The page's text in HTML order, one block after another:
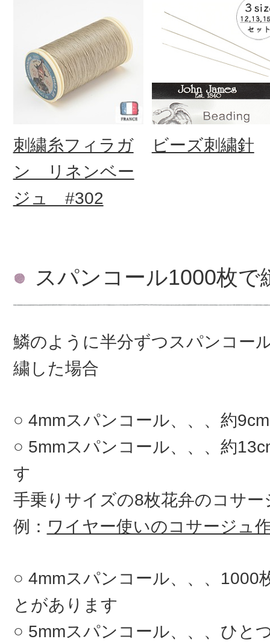
刺繍糸フィラガ
ン リネンベー
ジュ #302
ビーズ刺繍針
スパンコール1000枚で
鱗のように半分ずつスパンコー
繍した場合
4mmスパンコール、、、約
5mmスパンコール、、、約
す
手乗りサイズの8枚花弁のコサ
例： ワイヤー使いのコサージュ
4mmスパンコール、、、1000
とがあります
5mmスパンコール、、、ひと